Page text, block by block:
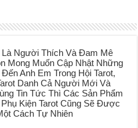
Là Người Thích Và Đam Mê
Mong Muốn Cập Nhật Những
Anh Em Trong Hội Tarot,
Danh Cả Người Mới Và
Tin Tức Thì Các Sản Phẩm
Phụ Kiện Tarot Cũng Sẽ Được
Cách Tự Nhiên